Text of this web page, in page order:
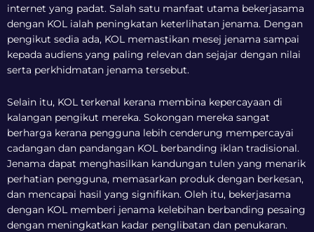
internet yang padat. Salah satu manfaat utama bekerjasama
dengan KOL ialah peningkatan keterlihatan jenama. Dengan
pengikut sedia ada, KOL memastikan mesej jenama sampai
kepada audiens yang paling relevan dan sejajar dengan nilai
serta perkhidmatan jenama tersebut.
Selain itu, KOL terkenal kerana membina kepercayaan di
kalangan pengikut mereka. Sokongan mereka sangat
berharga kerana pengguna lebih cenderung mempercayai
cadangan dan pandangan KOL berbanding iklan tradisional.
Jenama dapat menghasilkan kandungan tulen yang menarik
perhatian pengguna, memasarkan produk dengan berkesan,
dan mencapai hasil yang signifikan. Oleh itu, bekerjasama
dengan KOL memberi jenama kelebihan berbanding pesaing
dengan meningkatkan kadar penglibatan dan penukaran.